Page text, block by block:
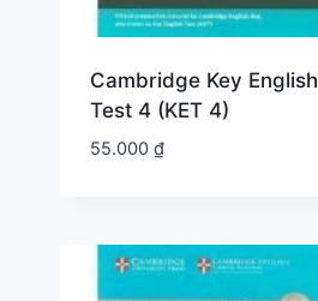
Cambridge Key English
Test 4 (KET 4)
55.000 ₫